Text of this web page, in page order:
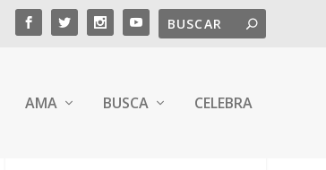
AMA BUSCA CELEBRA